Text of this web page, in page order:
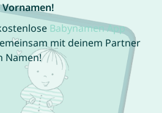
Babynamen App
mit deinem Partner
Namen!